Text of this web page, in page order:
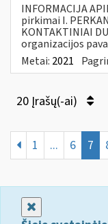
INFORMACIJA
pirkimai I.
KONTAKTINIAI
organizacijos
Metai: 2021
20 Įrašų(-ai)
1 ... 6 7